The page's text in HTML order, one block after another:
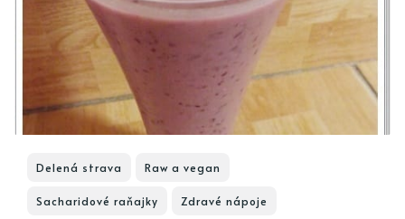
Delená strava Raw a vegan
Sacharidové raňajky Zdravé nápoje